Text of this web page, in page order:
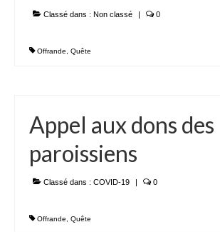
Classé dans : Non classé | 0
Offrande Quête
Appel aux dons des
paroissiens
Classé dans : COVID-19 | 0
Offrande Quête